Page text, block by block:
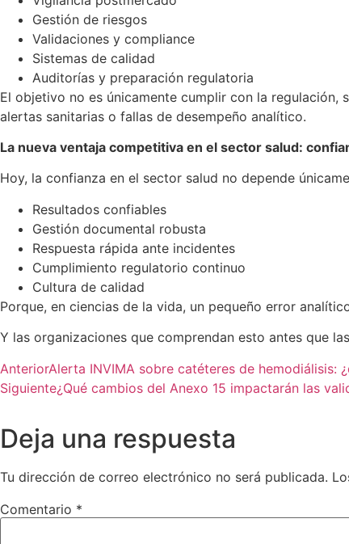
Gestión de riesgos
Validaciones y compliance
Sistemas de calidad
Auditorías y preparación regulatoria
El objetivo no es únicamente cumplir con la
alertas sanitarias o fallas de desempeño analítico.
La nueva ventaja competitiva en el sector salud:
Hoy, la confianza en el sector salud no depende
Resultados confiables
Gestión documental robusta
Respuesta rápida ante incidentes
Cumplimiento regulatorio continuo
Cultura de calidad
Porque, en ciencias de la vida, un pequeño error
Y las organizaciones que comprendan esto antes que
AnteriorAlerta INVIMA sobre catéteres de hemodiálisis:
Siguiente¿Qué cambios del Anexo 15 impactarán las
Deja una respuesta
Tu dirección de correo electrónico no será publicada.
Comentario *